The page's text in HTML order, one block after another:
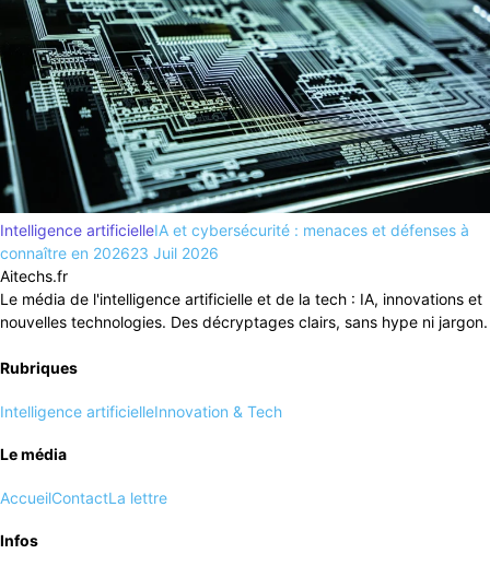
Intelligence artificielleIA et cybersécurité : menaces et défenses à
connaître en 202623 Juil 2026
Aitechs.fr
Le média de l'intelligence artificielle et de la tech : IA, innovations et
nouvelles technologies. Des décryptages clairs, sans hype ni jargon.
Rubriques
Intelligence artificielleInnovation & Tech
Le média
AccueilContactLa lettre
Infos